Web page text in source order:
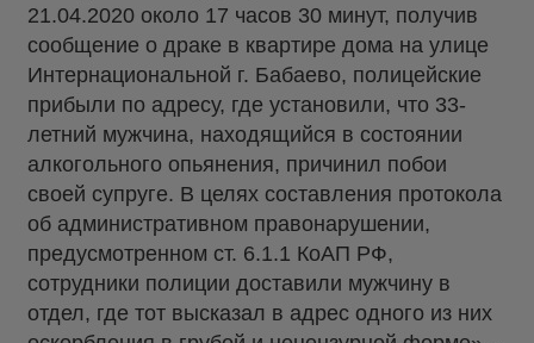
21.04.2020 около 17 часов 30 минут, получив
сообщение о драке в квартире дома на улице
Интернациональной г. Бабаево, полицейские
прибыли по адресу, где установили, что 33-
летний мужчина, находящийся в состоянии
алкогольного опьянения, причинил побои
своей супруге. В целях составления протокола
об административном правонарушении,
предусмотренном ст. 6.1.1 КоАП РФ,
сотрудники полиции доставили мужчину в
отдел, где тот высказал в адрес одного из них